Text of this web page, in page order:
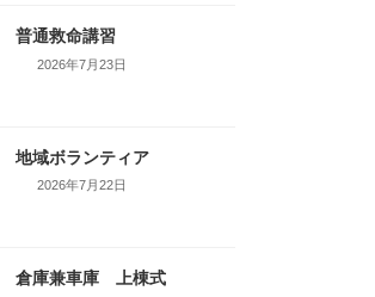
普通救命講習
2026年7月23日
地域ボランティア
2026年7月22日
倉庫兼車庫 上棟式